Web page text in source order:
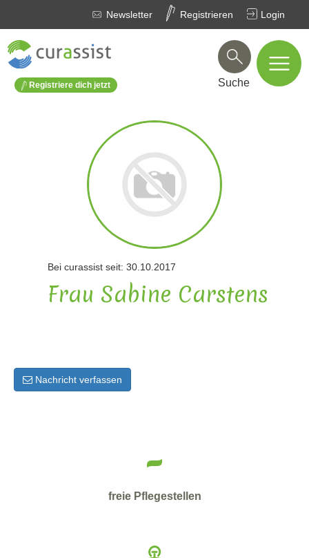
Login
Registrieren
Newsletter
Registriere dich jetzt Suche
Bei curassist seit: 30.10.2017
Frau Sabine Carstens
Nachricht verfassen
-
freie Pflegestellen